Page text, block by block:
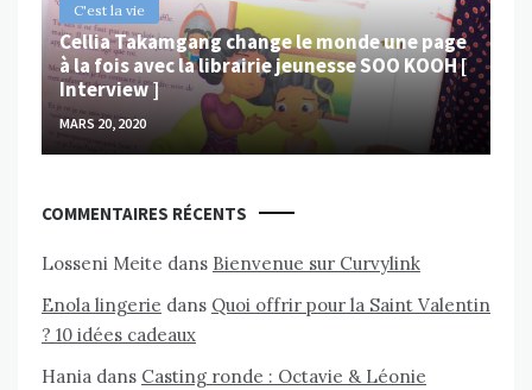
C'est la vie
Cellia Takamgang change le monde une page
à la fois avec la librairie jeunesse SOO KOOH [
Interview ]
MARS 20, 2020
COMMENTAIRES RÉCENTS
Losseni Meite dans Bienvenue sur Curvylink
Enola lingerie dans Quoi offrir pour la Saint Valentin
? 10 idées cadeaux
Hania dans Casting ronde : Octavie & Léonie